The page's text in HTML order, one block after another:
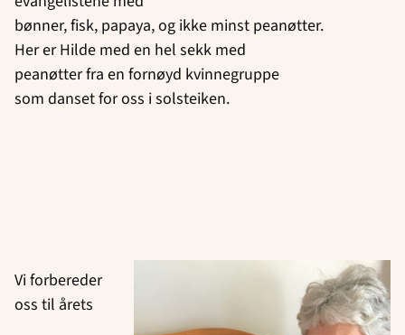
bønner, fisk, papaya, og ikke minst peanøtter.
Her er Hilde med en hel sekk med
peanøtter fra en fornøyd kvinnegruppe
som danset for oss i solsteiken.
Vi forbereder
oss til årets